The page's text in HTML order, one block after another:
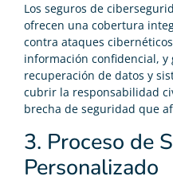
Los seguros de
ofrecen una cobertura
contra ataques
información confidencial, y
recuperación de datos y
cubrir la responsabilidad
brecha de seguridad que
3. Proceso de
Personalizado